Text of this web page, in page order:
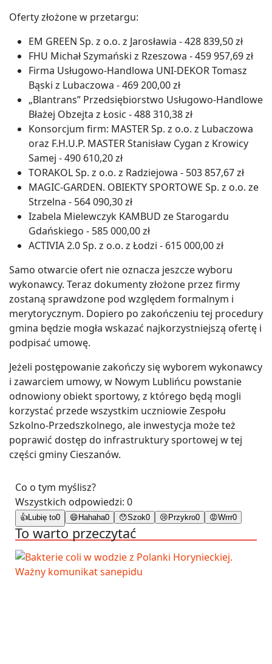
Oferty złożone w przetargu:
EM GREEN Sp. z o.o. z Jarosławia - 428 839,50 zł
FHU Michał Szymański z Rzeszowa - 459 957,69 zł
Firma Usługowo-Handlowa UNI-DEKOR Tomasz
Bąski z Lubaczowa - 469 200,00 zł
„Blantrans” Przedsiębiorstwo Usługowo-Handlowe
Błażej Obzejta z Łosic - 488 310,38 zł
Konsorcjum firm: MASTER Sp. z o.o. z Lubaczowa
oraz F.H.U.P. MASTER Stanisław Cygan z Krowicy
Samej - 490 610,20 zł
TORAKOL Sp. z o.o. z Radziejowa - 503 857,67 zł
MAGIC-GARDEN. OBIEKTY SPORTOWE Sp. z o.o. ze
Strzelna - 564 090,30 zł
Izabela Mielewczyk KAMBUD ze Starogardu
Gdańskiego - 585 000,00 zł
ACTIVIA 2.0 Sp. z o.o. z Łodzi - 615 000,00 zł
Samo otwarcie ofert nie oznacza jeszcze wyboru
wykonawcy. Teraz dokumenty złożone przez firmy
zostaną sprawdzone pod względem formalnym i
merytorycznym. Dopiero po zakończeniu tej procedury
gmina będzie mogła wskazać najkorzystniejszą ofertę i
podpisać umowę.
Jeżeli postępowanie zakończy się wyborem wykonawcy
i zawarciem umowy, w Nowym Lublińcu powstanie
odnowiony obiekt sportowy, z którego będą mogli
korzystać przede wszystkim uczniowie Zespołu
Szkolno-Przedszkolnego, ale inwestycja może też
poprawić dostęp do infrastruktury sportowej w tej
części gminy Cieszanów.
Co o tym myślisz?
Wszystkich odpowiedzi: 0
👍 Lubię to0 😄 Hahaha0 😯Szok0 😢 Przykro0 😡Wrrr0
To warto przeczytać